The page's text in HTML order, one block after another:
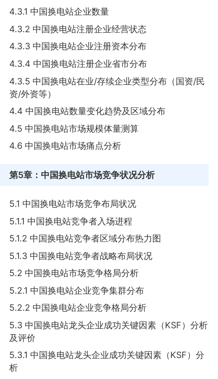
4.3.1 中国换电站企业数量
4.3.2 中国换电站注册企业经营状态
4.3.3 中国换电站企业注册资本分布
4.3.4 中国换电站注册企业省市分布
4.3.5 中国换电站在业/存续企业类型分布（国资/民
资/外资等）
4.4 中国换电站数量变化趋势及区域分布
4.5 中国换电站市场规模体量测算
4.6 中国换电站市场痛点分析
第5章 ：中国换电站市场竞争状况分析
5.1 中国换电站市场竞争布局状况
5.1.1 中国换电站竞争者入场进程
5.1.2 中国换电站竞争者区域分布热力图
5.1.3 中国换电站竞争者战略布局状况
5.2 中国换电站市场竞争格局分析
5.2.1 中国换电站企业竞争集群分布
5.2.2 中国换电站企业竞争格局分析
5.3 中国换电站龙头企业成功关键因素（KSF）分析
及评价
5.3.1 中国换电站龙头企业成功关键因素（KSF）分
析